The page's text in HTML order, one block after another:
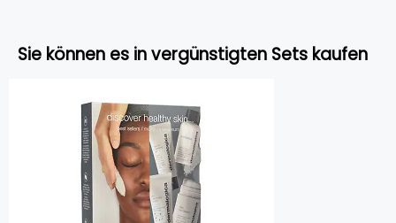
Sie können es in vergünstigten Sets kaufen